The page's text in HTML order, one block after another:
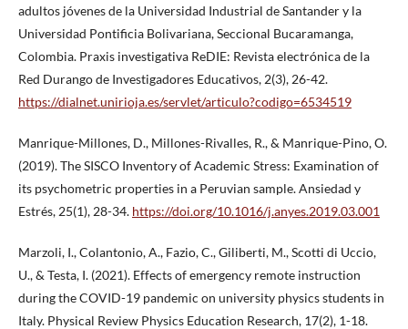
adultos jóvenes de la Universidad Industrial de Santander y la
Universidad Pontificia Bolivariana, Seccional Bucaramanga,
Colombia. Praxis investigativa ReDIE: Revista electrónica de la
Red Durango de Investigadores Educativos, 2(3), 26-42.
https://dialnet.unirioja.es/servlet/articulo?codigo=6534519
Manrique-Millones, D., Millones-Rivalles, R., & Manrique-Pino, O.
(2019). The SISCO Inventory of Academic Stress: Examination of
its psychometric properties in a Peruvian sample. Ansiedad y
Estrés, 25(1), 28-34. https://doi.org/10.1016/j.anyes.2019.03.001
Marzoli, I., Colantonio, A., Fazio, C., Giliberti, M., Scotti di Uccio,
U., & Testa, I. (2021). Effects of emergency remote instruction
during the COVID-19 pandemic on university physics students in
Italy. Physical Review Physics Education Research, 17(2), 1-18.